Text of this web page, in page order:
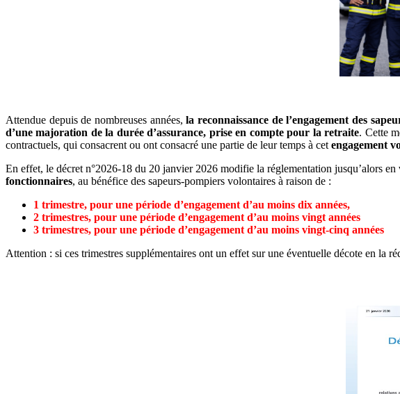
Attendue depuis de nombreuses années,la reconnaissance de l’engagement des
d’une majoration de la durée d’assurance, prise en compte pour la retraite. Cette
contractuels, qui consacrent ou ont consacré une partie de leur temps à cet engagement
En effet, le décret n°2026-18 du 20 janvier 2026 modifie la réglementation jusqu’alors
fonctionnaires, au bénéfice des sapeurs-pompiers volontaires à raison de :
1 trimestre, pour une période d’engagement d’au moins dix années,
2 trimestres, pour une période d’engagement d’au moins vingt années
3 trimestres, pour une période d’engagement d’au moins vingt-cinq années
Attention : si ces trimestres supplémentaires ont un effet sur une éventuelle décote en la